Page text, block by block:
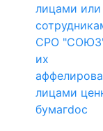
лицами или
СРО
их
лицами
бумагdoc